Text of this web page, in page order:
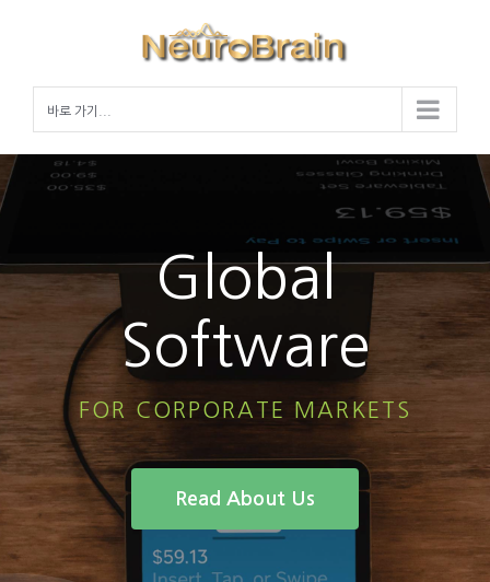
바로 가기...
Global
Software
FOR CORPORATE MARKETS
Read About Us